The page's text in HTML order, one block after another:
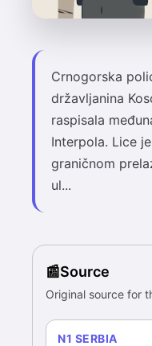
Crnogorska
državljanina
raspisala
Interpola. Lice
graničnom
ul...
Source
Original source for
N1 SERBIA